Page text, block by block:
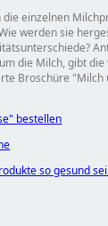
einzelnen
werden sie
die Milch, gibt
Broschüre Milch
bestellen
so gesund